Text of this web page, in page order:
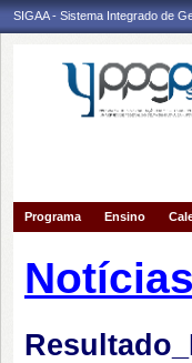
SIGAA - Sistema Integrado de
Programa Ensino
Notícias